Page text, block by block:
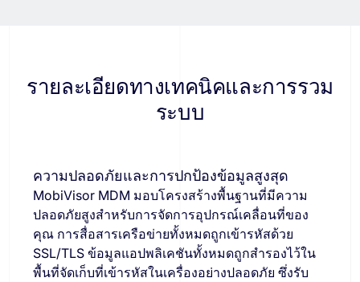
รายละเอียดทางเทคนิคและการรวม
ระบบ
ความปลอดภัยและการปกป้องข้อมูลสูงสุด
MobiVisor MDM มอบโครงสร้างพื้นฐานที่มีความ
ปลอดภัยสูงสำหรับการจัดการอุปกรณ์เคลื่อนที่ของ
คุณ การสื่อสารเครือข่ายทั้งหมดถูกเข้ารหัสด้วย
SSL/TLS ข้อมูลแอปพลิเคชันทั้งหมดถูกสำรองไว้ใน
พื้นที่จัดเก็บที่เข้ารหัสในเครื่องอย่างปลอดภัย ซึ่งรับ